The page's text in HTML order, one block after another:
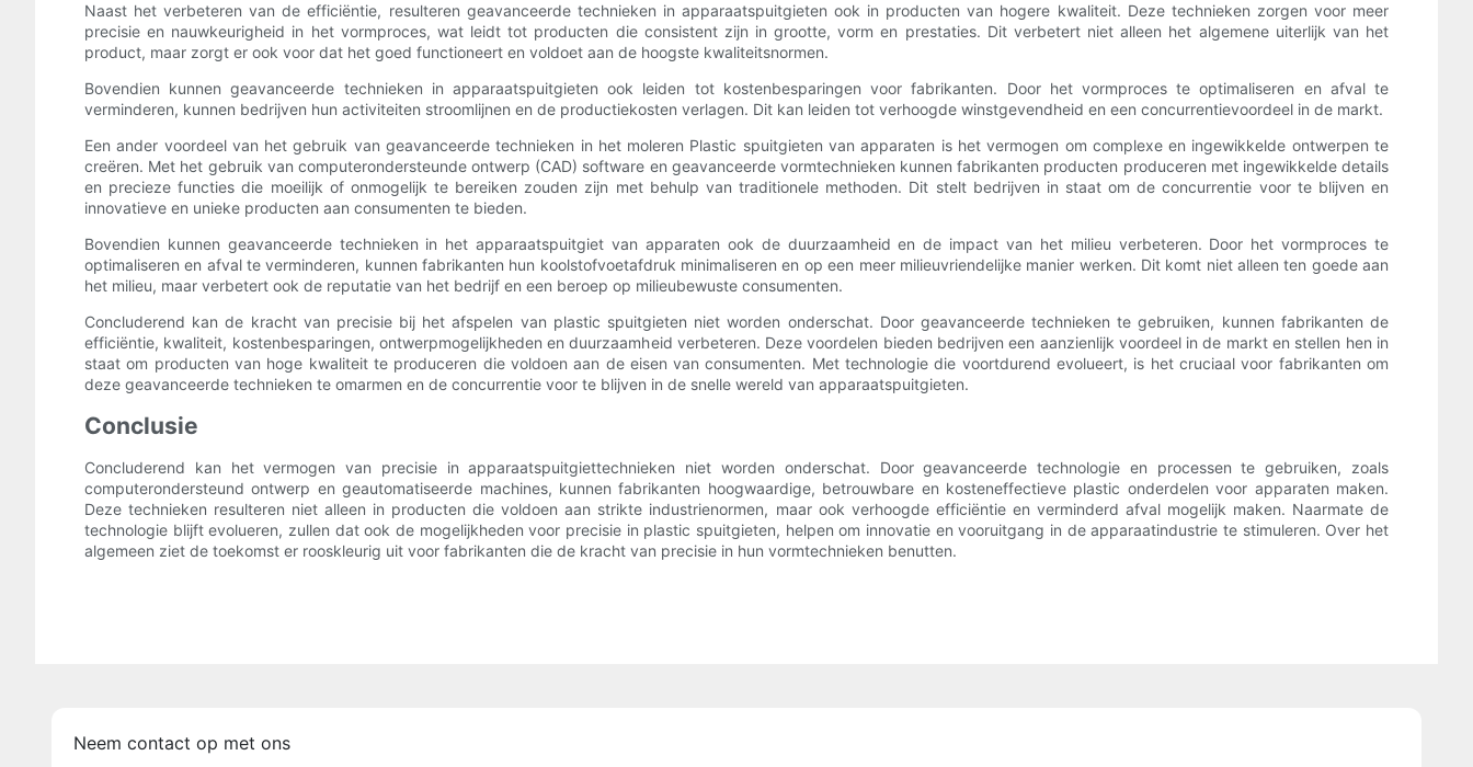
Naast het verbeteren van de efficiëntie, resulteren geavanceerde technieken in apparaatspuitgieten ook in producten van hogere kwaliteit. Deze technieken zorgen voor meer
precisie en nauwkeurigheid in het vormproces, wat leidt tot producten die consistent zijn in grootte, vorm en prestaties. Dit verbetert niet alleen het algemene uiterlijk van het
product, maar zorgt er ook voor dat het goed functioneert en voldoet aan de hoogste kwaliteitsnormen.
Bovendien kunnen geavanceerde technieken in apparaatspuitgieten ook leiden tot kostenbesparingen voor fabrikanten. Door het vormproces te optimaliseren en afval te
verminderen, kunnen bedrijven hun activiteiten stroomlijnen en de productiekosten verlagen. Dit kan leiden tot verhoogde winstgevendheid en een concurrentievoordeel in de markt.
Een ander voordeel van het gebruik van geavanceerde technieken in het moleren Plastic spuitgieten van apparaten is het vermogen om complexe en ingewikkelde ontwerpen te
creëren. Met het gebruik van computerondersteunde ontwerp (CAD) software en geavanceerde vormtechnieken kunnen fabrikanten producten produceren met ingewikkelde details
en precieze functies die moeilijk of onmogelijk te bereiken zouden zijn met behulp van traditionele methoden. Dit stelt bedrijven in staat om de concurrentie voor te blijven en
innovatieve en unieke producten aan consumenten te bieden.
Bovendien kunnen geavanceerde technieken in het apparaatspuitgiet van apparaten ook de duurzaamheid en de impact van het milieu verbeteren. Door het vormproces te
optimaliseren en afval te verminderen, kunnen fabrikanten hun koolstofvoetafdruk minimaliseren en op een meer milieuvriendelijke manier werken. Dit komt niet alleen ten goede aan
het milieu, maar verbetert ook de reputatie van het bedrijf en een beroep op milieubewuste consumenten.
Concluderend kan de kracht van precisie bij het afspelen van plastic spuitgieten niet worden onderschat. Door geavanceerde technieken te gebruiken, kunnen fabrikanten de
efficiëntie, kwaliteit, kostenbesparingen, ontwerpmogelijkheden en duurzaamheid verbeteren. Deze voordelen bieden bedrijven een aanzienlijk voordeel in de markt en stellen hen in
staat om producten van hoge kwaliteit te produceren die voldoen aan de eisen van consumenten. Met technologie die voortdurend evolueert, is het cruciaal voor fabrikanten om
deze geavanceerde technieken te omarmen en de concurrentie voor te blijven in de snelle wereld van apparaatspuitgieten.
Conclusie
Concluderend kan het vermogen van precisie in apparaatspuitgiettechnieken niet worden onderschat. Door geavanceerde technologie en processen te gebruiken, zoals
computerondersteund ontwerp en geautomatiseerde machines, kunnen fabrikanten hoogwaardige, betrouwbare en kosteneffectieve plastic onderdelen voor apparaten maken.
Deze technieken resulteren niet alleen in producten die voldoen aan strikte industrienormen, maar ook verhoogde efficiëntie en verminderd afval mogelijk maken. Naarmate de
technologie blijft evolueren, zullen dat ook de mogelijkheden voor precisie in plastic spuitgieten, helpen om innovatie en vooruitgang in de apparaatindustrie te stimuleren. Over het
algemeen ziet de toekomst er rooskleurig uit voor fabrikanten die de kracht van precisie in hun vormtechnieken benutten.
Neem contact op met ons